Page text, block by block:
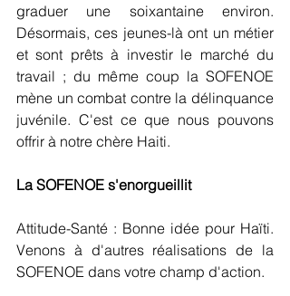
graduer une soixantaine environ.
Désormais, ces jeunes-là ont un métier
et sont prêts à investir le marché du
travail ; du même coup la SOFENOE
mène un combat contre la délinquance
juvénile. C'est ce que nous pouvons
offrir à notre chère Haiti.
La SOFENOE s'enorgueillit
Attitude-Santé : Bonne idée pour Haïti.
Venons à d'autres réalisations de la
SOFENOE dans votre champ d'action.